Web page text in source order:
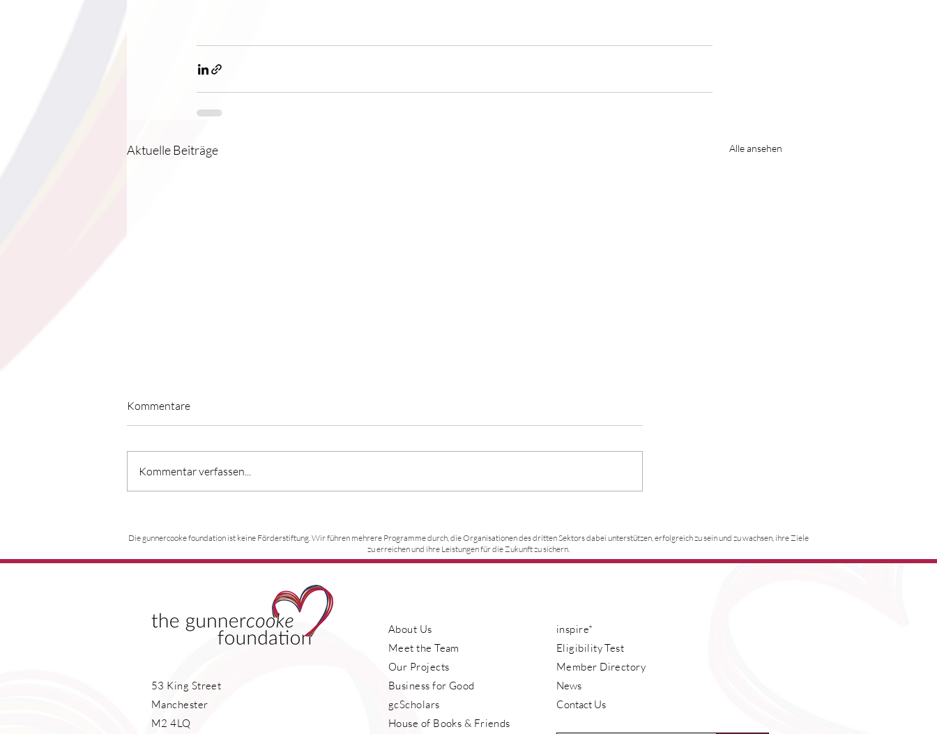
Aktuelle Beiträge Alle ansehen
Unterstützungsprogramm für
Charity-Leiter:innen in
Oxfordshire & Reading
beim gcScholars-Programm
Kommentare
Kommentar verfassen...
Die gunnercooke foundation ist keine Förderstiftung. Wir führen mehrere Programme durch, die Organisationen des dritten Sektors dabei unterstützen, erfolgreich zu sein und zu wachsen, ihre Ziele
zu erreichen und ihre Leistungen für die Zukunft zu sichern.
53 King Street
Manchester
M2 4LQ
About Us
Meet the Team
Our Projects
Business for Good
gcScholars
House of Books & Friends
inspire*
Eligibility Test
Member Directory
News
Contact Us